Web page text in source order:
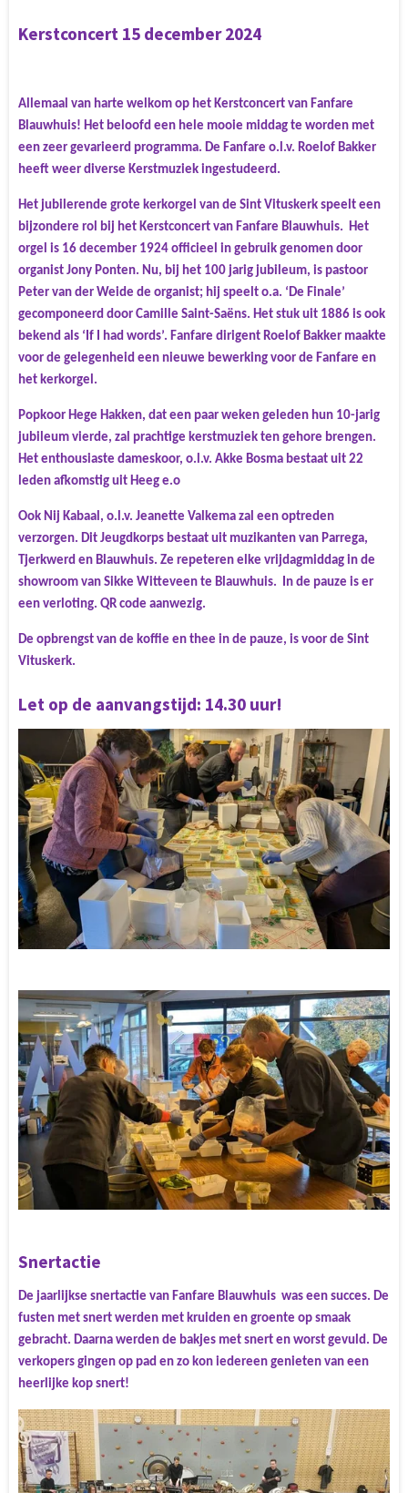
Kerstconcert 15 december 2024
Allemaal van harte welkom op het Kerstconcert van Fanfare
Blauwhuis! Het beloofd een hele mooie middag te worden met
een zeer gevarieerd programma. De Fanfare o.l.v. Roelof Bakker
heeft weer diverse Kerstmuziek ingestudeerd.
Het jubilerende grote kerkorgel van de Sint Vituskerk speelt een
bijzondere rol bij het Kerstconcert van Fanfare Blauwhuis. Het
orgel is 16 december 1924 officieel in gebruik genomen door
organist Jony Ponten. Nu, bij het 100 jarig jubileum, is pastoor
Peter van der Weide de organist; hij speelt o.a. ‘De Finale’
gecomponeerd door Camille Saint-Saëns. Het stuk uit 1886 is ook
bekend als ‘If I had words’. Fanfare dirigent Roelof Bakker maakte
voor de gelegenheid een nieuwe bewerking voor de Fanfare en
het kerkorgel.
Popkoor Hege Hakken, dat een paar weken geleden hun 10-jarig
jubileum vierde, zal prachtige kerstmuziek ten gehore brengen.
Het enthousiaste dameskoor, o.l.v. Akke Bosma bestaat uit 22
leden afkomstig uit Heeg e.o
Ook Nij Kabaal, o.l.v. Jeanette Valkema zal een optreden
verzorgen. Dit Jeugdkorps bestaat uit muzikanten van Parrega,
Tjerkwerd en Blauwhuis. Ze repeteren elke vrijdagmiddag in de
showroom van Sikke Witteveen te Blauwhuis.
In de pauze is er
een verloting. QR code aanwezig.
De opbrengst van de koffie en thee in de pauze, is voor de Sint
Vituskerk.
Let op de aanvangstijd: 14.30 uur!
Snertactie
De jaarlijkse snertactie van Fanfare Blauwhuis was een succes. De
fusten met snert werden met kruiden en groente op smaak
gebracht. Daarna werden de bakjes met snert en worst gevuld. De
verkopers gingen op pad en zo kon iedereen genieten van een
heerlijke kop snert!